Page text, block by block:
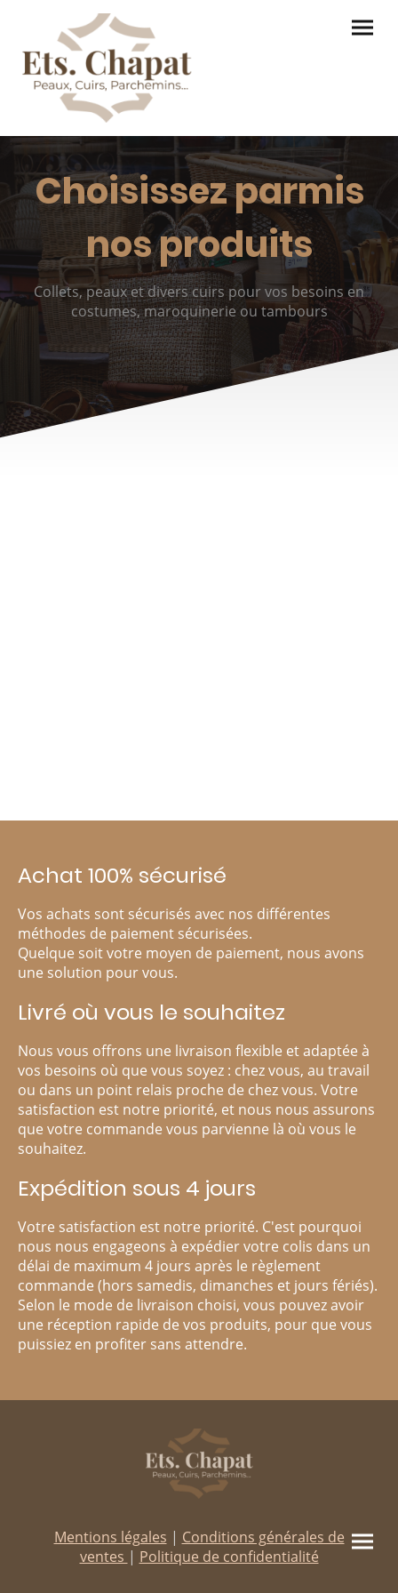
Choisissez parmis
nos produits
Collets, peaux et divers cuirs pour vos besoins en
costumes, maroquinerie ou tambours
Achat 100% sécurisé
Vos achats sont sécurisés avec nos différentes
méthodes de paiement sécurisées.
Quelque soit votre moyen de paiement, nous avons
une solution pour vous.
Livré où vous le souhaitez
Nous vous offrons une livraison flexible et adaptée à
vos besoins où que vous soyez : chez vous, au travail
ou dans un point relais proche de chez vous. Votre
satisfaction est notre priorité, et nous nous assurons
que votre commande vous parvienne là où vous le
souhaitez.
Expédition sous 4 jours
Votre satisfaction est notre priorité. C'est pourquoi
nous nous engageons à expédier votre colis dans un
délai de maximum 4 jours après le règlement
commande (hors samedis, dimanches et jours fériés).
Selon le mode de livraison choisi, vous pouvez avoir
une réception rapide de vos produits, pour que vous
puissiez en profiter sans attendre.
Mentions légales | Conditions générales de
ventes | Politique de confidentialité